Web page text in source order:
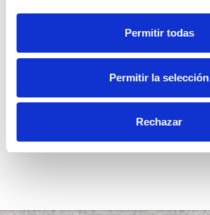
Permitir todas
Permitir la selección
Rechazar